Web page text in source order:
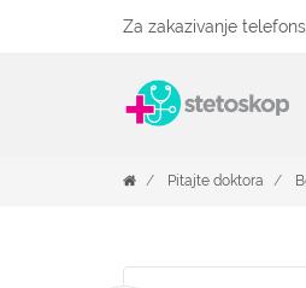
Za zakazivanje
Pitajte doktora